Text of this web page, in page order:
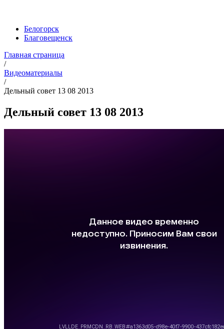
Белогорск
Благовещенск
Главная страница
/
Видеоматериалы
/
Дельный совет 13 08 2013
Дельный совет 13 08 2013